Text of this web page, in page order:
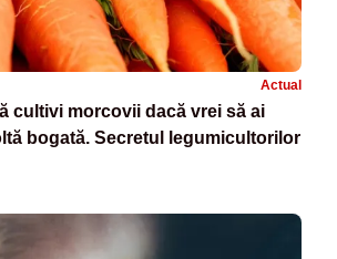
Actual
cultivi morcovii dacă vrei să ai
bogată. Secretul legumicultorilor